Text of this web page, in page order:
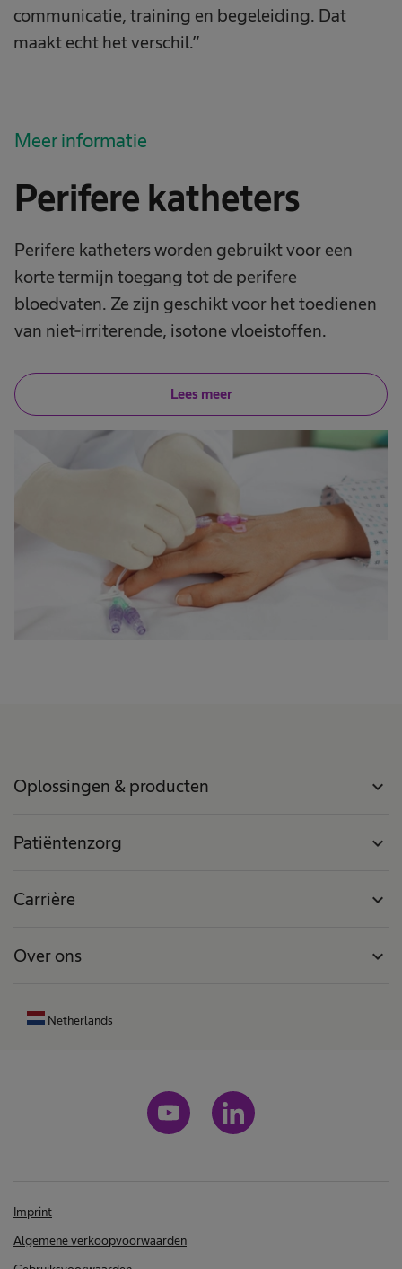
communicatie, training en begeleiding. Dat
maakt echt het verschil.”
Meer informatie
Perifere katheters
Perifere katheters worden gebruikt voor een
korte termijn toegang tot de perifere
bloedvaten. Ze zijn geschikt voor het toedienen
van niet-irriterende, isotone vloeistoffen.
Lees meer
Oplossingen & producten expand_more
Patiëntenzorg expand_more
Carrière expand_more
Over ons expand_more
Netherlands
Imprint
Algemene verkoopvoorwaarden